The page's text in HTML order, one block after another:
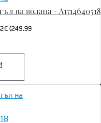
на волана - A1714640518
(249.99